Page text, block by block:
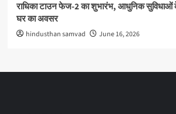
राधिका टाउन फेज-2 का शुभारंभ, आधुनिक सुविधाओं
घर का अवसर
hindusthan samvad June 16, 2026